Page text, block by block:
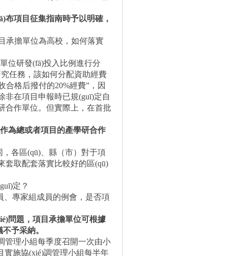
布項目征集指南時予以明確，
擔單位為高校，如何落實
單位研發(fā)投入比例進行分
究任務，該如何分配資助經費
合格后撥付的20%經費”，因
除非在項目申報時已規(guī)定自
位。但實際上，在首批
為總或者項目的產學研合作
區(qū)、縣（市）對于項
套取配套落實比較好的區(qū)
？
專家組成員的例會，是否項
，項目承擔單位可根據
予采納。
管理小組每季度召開一次由小
實施協(xié)調管理小組每半年